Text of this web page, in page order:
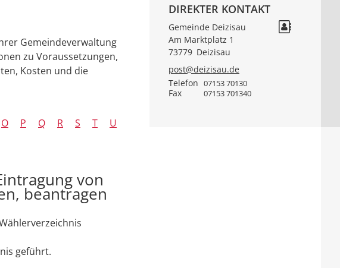
Gemeindeverwaltung
zu Voraussetzungen,
Kosten und die
O P Q R S T
U
von
beantragen
geführt.
DIREKTER KONTAKT
Gemeinde Deizisau
Am Marktplatz 1
73779 Deizisau
post@deizisau.de
Telefon 07153 70130
Fax 07153 701340